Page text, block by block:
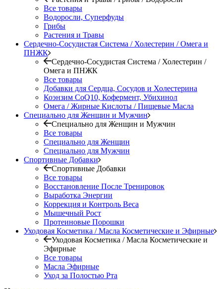
Все товары
Водоросли, Суперфуды
Грибы
Растения и Травы
Сердечно-Сосудистая Система / Холестерин / Омега и
ПНЖК
Сердечно-Сосудистая Система / Холестерин /
Омега и ПНЖК
Все товары
Добавки для Сердца, Сосудов и Холестерина
Коэнзим CoQ10, Кофермент, Убихинол
Омега / Жирные Кислоты / Пищевые Масла
Специально для Женщин и Мужчин
Специально для Женщин и Мужчин
Все товары
Специально для Женщин
Специально для Мужчин
Спортивные Добавки
Спортивные Добавки
Все товары
Восстановление После Тренировок
Выработка Энергии
Коррекция и Контроль Веса
Мышечный Рост
Протеиновые Порошки
Уходовая Косметика / Масла Косметические и Эфирные
Уходовая Косметика / Масла Косметические и
Эфирные
Все товары
Масла Эфирные
Уход за Полостью Рта